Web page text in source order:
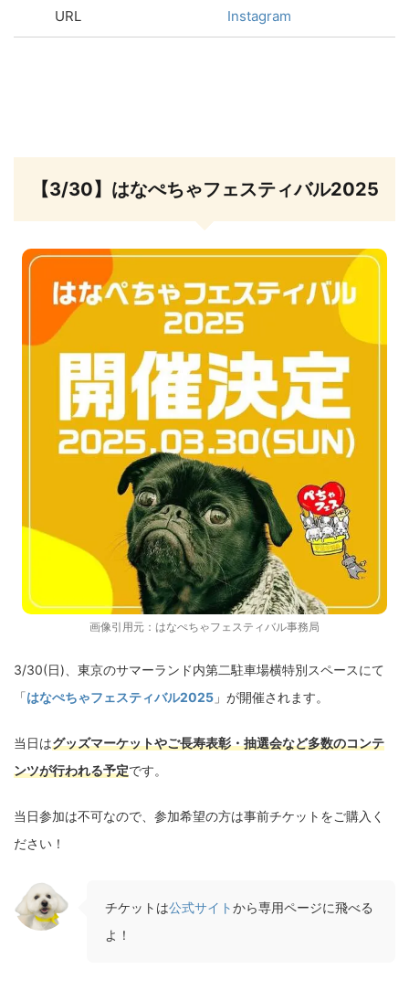
URL Instagram
【3/30】はなぺちゃフェスティバル2025
画像引用元： はなぺちゃフェスティバル事務局
3/30(日)、東京のサマーランド内第二駐車場横特別スペースにて
「はなぺちゃフェスティバル2025 」が開催されます。
当日はグッズマーケットやご長寿表彰・抽選会など多数のコンテ
ンツが行われる予定です。
当日参加は不可なので、参加希望の方は事前チケットをご購入く
ださい！
チケットは公式サイトから専用ページに飛べる
よ！